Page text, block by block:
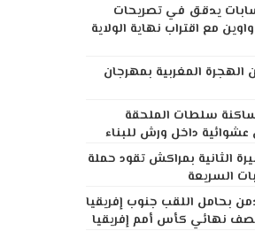
يدقق في تصريحات
مع اقتراب نهاية الولاية
الهجرة المغربية بمهرجان
سلطات الملحقة
عشوائية داخل ورش للبناء
الثانية بمراكش تقود حملة
السريعة
بحامل اللقب جنوب إفريقيا
نهائي كأس أمم إفريقيا